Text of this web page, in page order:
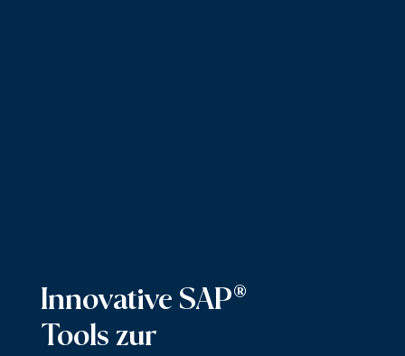
Innovative SAP®
Tools zur